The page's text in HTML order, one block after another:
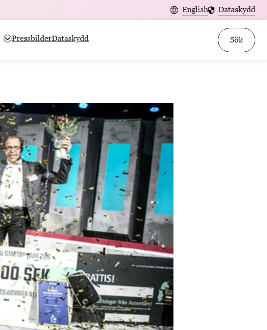
English Dataskydd
PressbilderDataskydd Sök